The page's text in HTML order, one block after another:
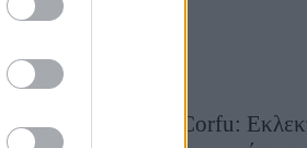
Aiolia Avlaki Corfu: